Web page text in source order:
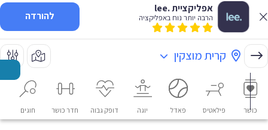
אפליקציית .lee
הרבה יותר נוח באפליקציה להורדה
קרית מוצקין
כושר פילאטיס פאדל יוגה דופק גבוה חדר כושר חוגים